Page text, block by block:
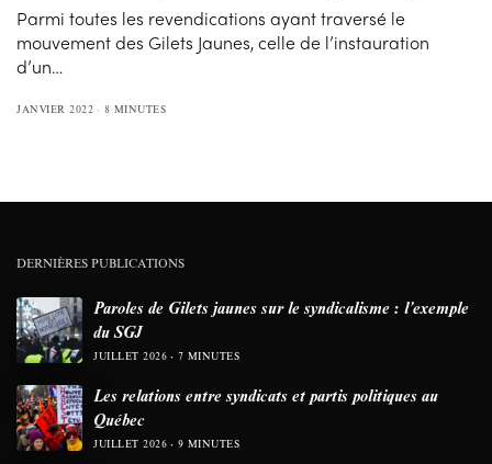
Parmi toutes les revendications ayant traversé le
mouvement des Gilets Jaunes, celle de l’instauration
d’un…
JANVIER 2022 8 MINUTES
DERNIÈRES PUBLICATIONS
Paroles de Gilets jaunes sur le syndicalisme : l’exemple
du SGJ
JUILLET 2026 7 MINUTES
Les relations entre syndicats et partis politiques au
Québec
JUILLET 2026 9 MINUTES